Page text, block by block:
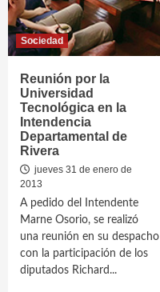
Sociedad
Reunión por la
Universidad
Tecnológica en la
Intendencia
Departamental de
Rivera
jueves 31 de enero de
2013
A pedido del Intendente
Marne Osorio, se realizó
una reunión en su despacho
con la participación de los
diputados Richard...